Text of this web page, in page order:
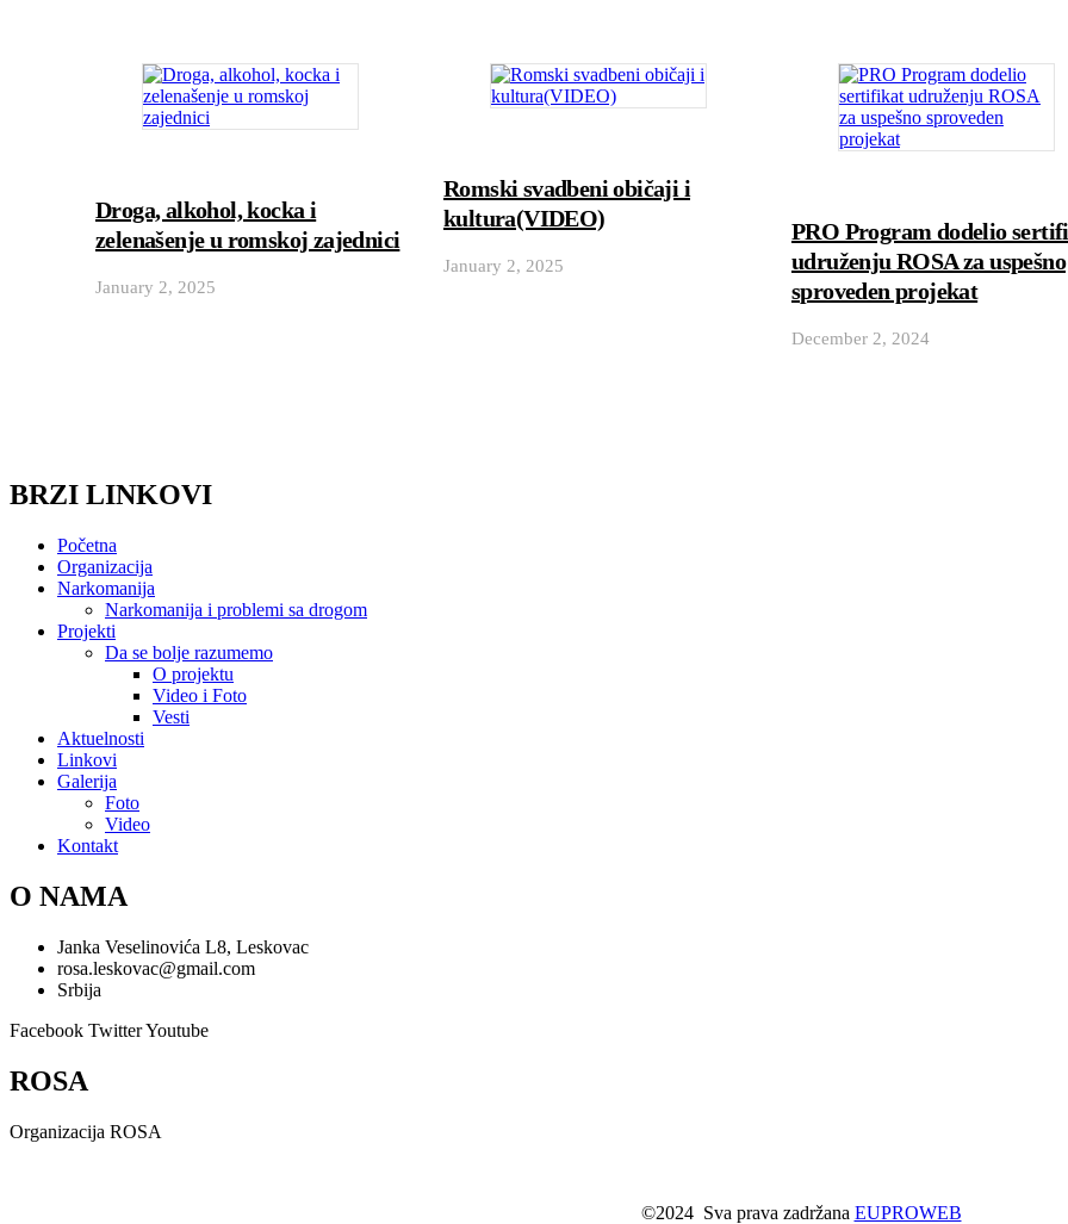
Droga, alkohol, kocka i
zelenašenje u romskoj zajednici
January 2, 2025
Romski svadbeni običaji i
kultura(VIDEO)
January 2, 2025
PRO Program dodelio
udruženju ROSA za uspešno
sproveden projekat
December 2, 2024
BRZI LINKOVI
Početna
Organizacija
Narkomanija
Narkomanija i problemi sa drogom
Projekti
Da se bolje razumemo
O projektu
Video i Foto
Vesti
Aktuelnosti
Linkovi
Galerija
Foto
Video
Kontakt
O NAMA
Janka Veselinovića L8, Leskovac
rosa.leskovac@gmail.com
Srbija
Facebook TwitterYoutube
ROSA
Organizacija ROSA
©2024 Sva prava zadržana EUPROWEB